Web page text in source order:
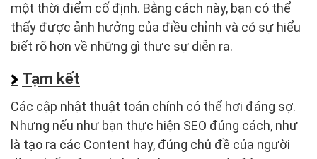
một thời điểm cố định. Bằng cách này, bạn có thể
thấy được ảnh hưởng của điều chỉnh và có sự hiểu
biết rõ hơn về những gì thực sự diễn ra.
Tạm kết
Các cập nhật thuật toán chính có thể hơi đáng sợ.
Nhưng nếu như bạn thực hiện SEO đúng cách, như
là tạo ra các Content hay, đúng chủ đề của người